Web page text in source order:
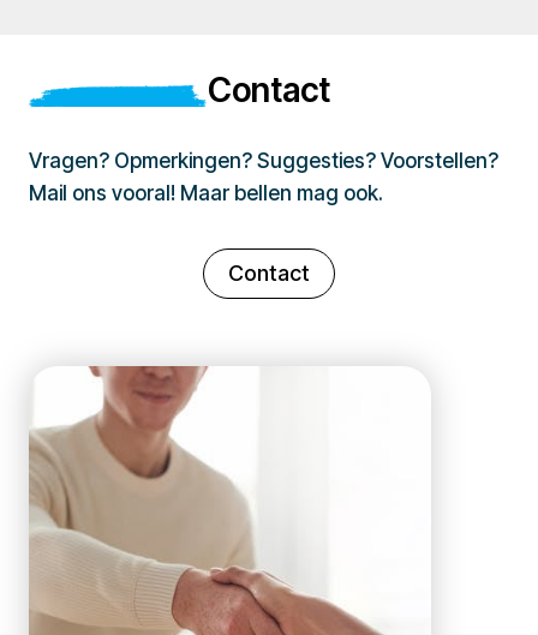
Contact
Vragen? Opmerkingen? Suggesties? Voorstellen?
Mail ons vooral! Maar bellen mag ook.
Contact